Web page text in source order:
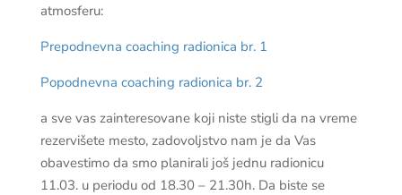
atmosferu:
Prepodnevna coaching radionica br. 1
Popodnevna coaching radionica br. 2
a sve vas zainteresovane koji niste stigli da na vreme
rezervišete mesto, zadovoljstvo nam je da Vas
obavestimo da smo planirali još jednu radionicu
11.03. u periodu od 18.30 – 21.30h. Da biste se